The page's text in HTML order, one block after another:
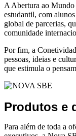
A Abertura ao Mundo
estudantil, com
global de parcerias,
comunidade
Por fim, a
pessoas, ideias e
que estimula o
Produtos e
Para além de toda a